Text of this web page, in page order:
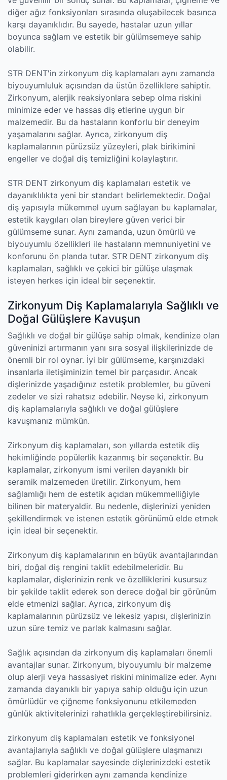
diğer ağız fonksiyonları sırasında oluşabilecek basınca
karşı dayanıklıdır. Bu sayede, hastalar uzun yıllar
boyunca sağlam ve estetik bir gülümsemeye sahip
olabilir.
STR DENT'in zirkonyum diş kaplamaları aynı zamanda
biyouyumluluk açısından da üstün özelliklere sahiptir.
Zirkonyum, alerjik reaksiyonlara sebep olma riskini
minimize eder ve hassas diş etlerine uygun bir
malzemedir. Bu da hastaların konforlu bir deneyim
yaşamalarını sağlar. Ayrıca, zirkonyum diş
kaplamalarının pürüzsüz yüzeyleri, plak birikimini
engeller ve doğal diş temizliğini kolaylaştırır.
STR DENT zirkonyum diş kaplamaları estetik ve
dayanıklılıkta yeni bir standart belirlemektedir. Doğal
diş yapısıyla mükemmel uyum sağlayan bu kaplamalar,
estetik kaygıları olan bireylere güven verici bir
gülümseme sunar. Aynı zamanda, uzun ömürlü ve
biyouyumlu özellikleri ile hastaların memnuniyetini ve
konforunu ön planda tutar. STR DENT zirkonyum diş
kaplamaları, sağlıklı ve çekici bir gülüşe ulaşmak
isteyen herkes için ideal bir seçenektir.
Zirkonyum Diş Kaplamalarıyla Sağlıklı ve
Doğal Gülüşlere Kavuşun
Sağlıklı ve doğal bir gülüşe sahip olmak, kendinize olan
güveninizi artırmanın yanı sıra sosyal ilişkilerinizde de
önemli bir rol oynar. İyi bir gülümseme, karşınızdaki
insanlarla iletişiminizin temel bir parçasıdır. Ancak
dişlerinizde yaşadığınız estetik problemler, bu güveni
zedeler ve sizi rahatsız edebilir. Neyse ki, zirkonyum
diş kaplamalarıyla sağlıklı ve doğal gülüşlere
kavuşmanız mümkün.
Zirkonyum diş kaplamaları, son yıllarda estetik diş
hekimliğinde popülerlik kazanmış bir seçenektir. Bu
kaplamalar, zirkonyum ismi verilen dayanıklı bir
seramik malzemeden üretilir. Zirkonyum, hem
sağlamlığı hem de estetik açıdan mükemmelliğiyle
bilinen bir materyaldir. Bu nedenle, dişlerinizi yeniden
şekillendirmek ve istenen estetik görünümü elde etmek
için ideal bir seçenektir.
Zirkonyum diş kaplamalarının en büyük avantajlarından
biri, doğal diş rengini taklit edebilmeleridir. Bu
kaplamalar, dişlerinizin renk ve özelliklerini kusursuz
bir şekilde taklit ederek son derece doğal bir görünüm
elde etmenizi sağlar. Ayrıca, zirkonyum diş
kaplamalarının pürüzsüz ve lekesiz yapısı, dişlerinizin
uzun süre temiz ve parlak kalmasını sağlar.
Sağlık açısından da zirkonyum diş kaplamaları önemli
avantajlar sunar. Zirkonyum, biyouyumlu bir malzeme
olup alerji veya hassasiyet riskini minimalize eder. Aynı
zamanda dayanıklı bir yapıya sahip olduğu için uzun
ömürlüdür ve çiğneme fonksiyonunu etkilemeden
günlük aktivitelerinizi rahatlıkla gerçekleştirebilirsiniz.
zirkonyum diş kaplamaları estetik ve fonksiyonel
avantajlarıyla sağlıklı ve doğal gülüşlere ulaşmanızı
sağlar. Bu kaplamalar sayesinde dişlerinizdeki estetik
problemleri giderirken aynı zamanda kendinize